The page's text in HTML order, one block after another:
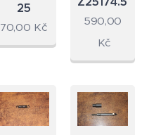
25
70,00 Kč
590,00
Kč